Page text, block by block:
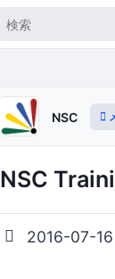
NSC
NSC
2016-07-